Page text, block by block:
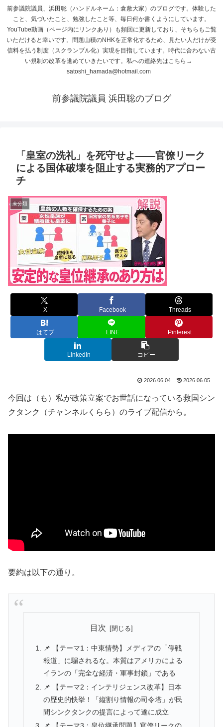
前参議院議員、浜田聡（ハンドルネーム：倉敷大家）のブログです。体験した
こと、気づいたこと、勉強したこと等、毎日何か書くようにしています。
YouTube動画（ページ内にリンクあり）も頻回に更新しており、そちらもご覧
いただけると幸いです。問題山積のNHKを正常化するため、見たい人だけが受
信料を払う制度（スクランブル化）実現を目指しています。時代に合わない古
い規制の改革を進めていきたいです。私への連絡先はこちら→
satoshi_hamada@hotmail.com
前参議院議員 浜田聡のブログ
「皇室の洗礼」を死守せよ——官僚リーク
による国体破壊を阻止する実務的アプロー
チ
未分類
X Facebook Threads
はてブ LINE Pinterest
LinkedIn コピー
2026.06.04 2026.06.05
今回は（も）私が政策立案でお世話になっている救国シン
クタンク（チャンネルくらら）のライブ配信から。
要約は以下の通り。
目次
📌 【テーマ1：中東情勢】メディアの「停戦
報道」に騙されるな。本質はアメリカによる
イランの「完全な経済・軍事封鎖」である
📌 【テーマ2：インテリジェンス改革】日本
の歴史的快挙！「縦割り情報の司令塔」が民
間シンクタンクの提言によって遂に成立